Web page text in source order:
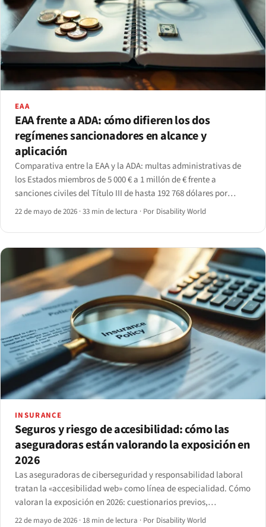
EAA
EAA frente a ADA: cómo difieren los dos
regímenes sancionadores en alcance y
aplicación
Comparativa entre la EAA y la ADA: multas administrativas de
los Estados miembros de 5 000 € a 1 millón de € frente a
sanciones civiles del Título III de hasta 192 768 dólares por
infracción posterior, más medidas cautelares y honorarios de
22 de mayo de 2026 ·33 min de lectura · Por Disability World
INSURANCE
Seguros y riesgo de accesibilidad: cómo las
aseguradoras están valorando la exposición en
2026
Las aseguradoras de ciberseguridad y responsabilidad laboral
tratan la «accesibilidad web» como línea de especialidad. Cómo
valoran la exposición en 2026: cuestionarios previos,
condiciones de auditoría, exclusiones, rangos de primas y los
22 de mayo de 2026 · 18 min de lectura · Por Disability World